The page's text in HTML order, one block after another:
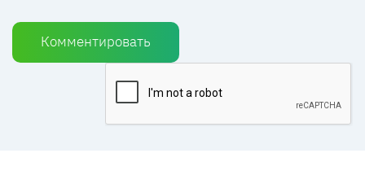
Комментировать